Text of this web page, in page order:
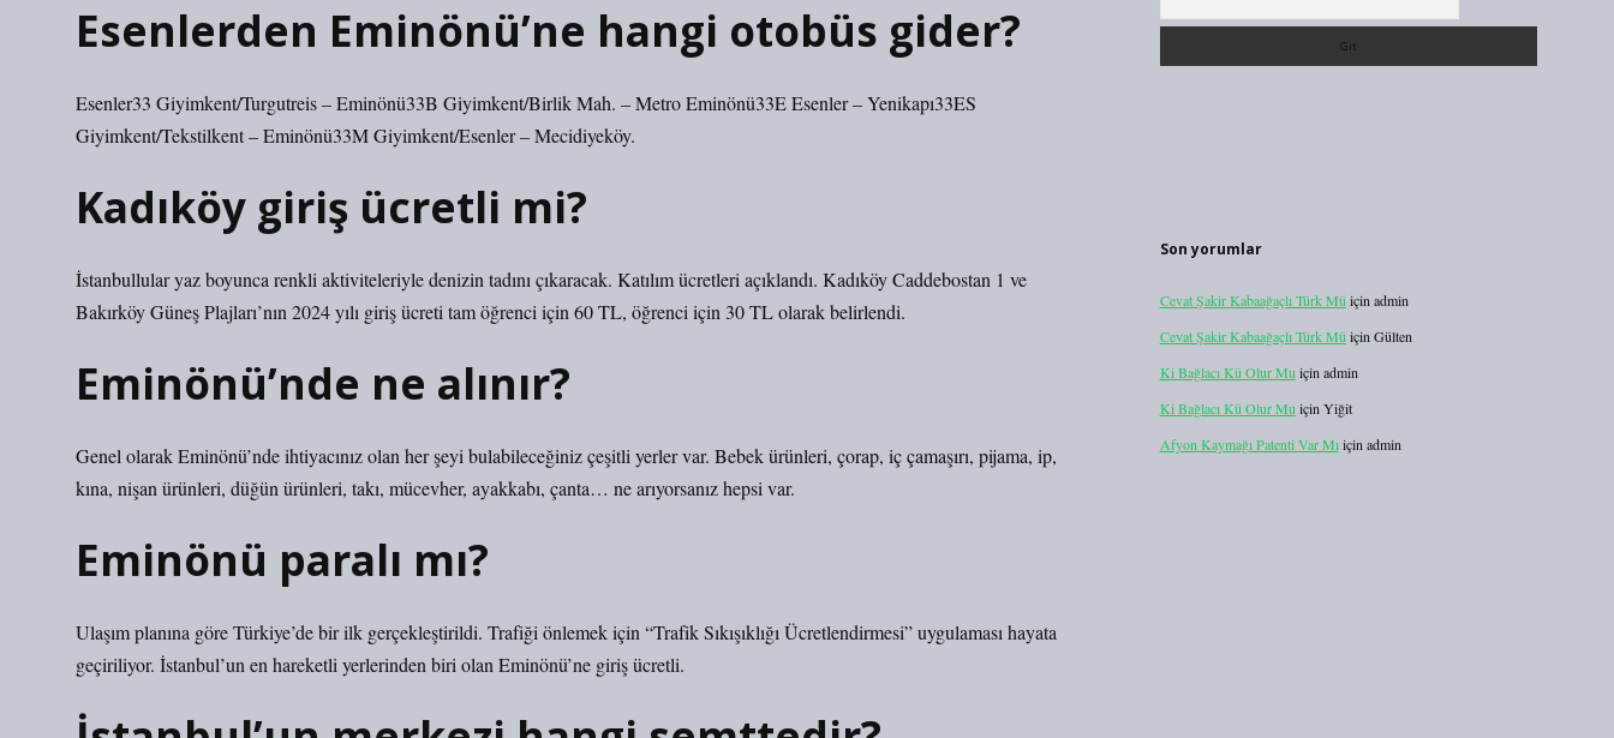
Esenlerden Eminönü’ne hangi otobüs gider?
Esenler33 Giyimkent/Turgutreis – Eminönü33B Giyimkent/Birlik Mah. – Metro Eminönü33E Esenler – Yenikapı33ES
Giyimkent/Tekstilkent – ​​​Eminönü33M Giyimkent/Esenler – Mecidiyeköy.
Kadıköy giriş ücretli mi?
İstanbullular yaz boyunca renkli aktiviteleriyle denizin tadını çıkaracak. Katılım ücretleri açıklandı. Kadıköy Caddebostan 1 ve
Bakırköy Güneş Plajları’nın 2024 yılı giriş ücreti tam öğrenci için 60 TL, öğrenci için 30 TL olarak belirlendi.
Eminönü’nde ne alınır?
Genel olarak Eminönü’nde ihtiyacınız olan her şeyi bulabileceğiniz çeşitli yerler var. Bebek ürünleri, çorap, iç çamaşırı, pijama, ip,
kına, nişan ürünleri, düğün ürünleri, takı, mücevher, ayakkabı, çanta… ne arıyorsanız hepsi var.
Eminönü paralı mı?
Ulaşım planına göre Türkiye’de bir ilk gerçekleştirildi. Trafiği önlemek için “Trafik Sıkışıklığı Ücretlendirmesi” uygulaması hayata
geçiriliyor. İstanbul’un en hareketli yerlerinden biri olan Eminönü’ne giriş ücretli.
Son yorumlar
Cevat Şakir Kabaağaçlı Türk Mü için admin
Cevat Şakir Kabaağaçlı Türk Mü için Gülten
Ki Bağlacı Kü Olur Mu için admin
Ki Bağlacı Kü Olur Mu için Yiğit
Afyon Kaymağı Patenti Var Mıiçin admin